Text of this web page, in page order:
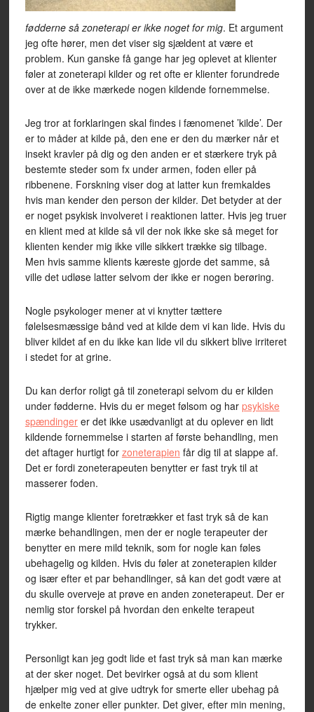
fødderne så zoneterapi er ikke noget for mig. Et argument
jeg ofte hører, men det viser sig sjældent at være et
problem. Kun ganske få gange har jeg oplevet at klienter
føler at zoneterapi kilder og ret ofte er klienter forundrede
over at de ikke mærkede nogen kildende fornemmelse.
Jeg tror at forklaringen skal findes i fænomenet ’kilde’. Der
er to måder at kilde på, den ene er den du mærker når et
insekt kravler på dig og den anden er et stærkere tryk på
bestemte steder som fx under armen, foden eller på
ribbenene. Forskning viser dog at latter kun fremkaldes
hvis man kender den person der kilder. Det betyder at der
er noget psykisk involveret i reaktionen latter. Hvis jeg truer
en klient med at kilde så vil der nok ikke ske så meget for
klienten kender mig ikke ville sikkert trække sig tilbage.
Men hvis samme klients kæreste gjorde det samme, så
ville det udløse latter selvom der ikke er nogen berøring.
Nogle psykologer mener at vi knytter tættere
følelsesmæssige bånd ved at kilde dem vi kan lide. Hvis du
bliver kildet af en du ikke kan lide vil du sikkert blive irriteret
i stedet for at grine.
Du kan derfor roligt gå til zoneterapi selvom du er kilden
under fødderne. Hvis du er meget følsom og har psykiske
spændingerer det ikke usædvanligt at du oplever en lidt
kildende fornemmelse i starten af første behandling, men
det aftager hurtigt for zoneterapien får dig til at slappe af.
Det er fordi zoneterapeuten benytter er fast tryk til at
masserer foden.
Rigtig mange klienter foretrækker et fast tryk så de kan
mærke behandlingen, men der er nogle terapeuter der
benytter en mere mild teknik, som for nogle kan føles
ubehagelig og kilden. Hvis du føler at zoneterapien kilder
og især efter et par behandlinger, så kan det godt være at
du skulle overveje at prøve en anden zoneterapeut. Der er
nemlig stor forskel på hvordan den enkelte terapeut
trykker.
Personligt kan jeg godt lide et fast tryk så man kan mærke
at der sker noget. Det bevirker også at du som klient
hjælper mig ved at give udtryk for smerte eller ubehag på
de enkelte zoner eller punkter. Det giver, efter min mening,